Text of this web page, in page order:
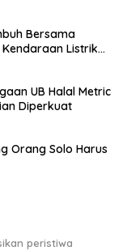
Bersama
Listrik
UB Halal Metric
Diperkuat
Orang Solo Harus
peristiwa